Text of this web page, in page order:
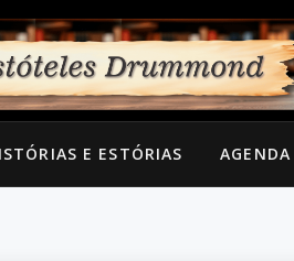
E ESTÓRIAS AGENDA